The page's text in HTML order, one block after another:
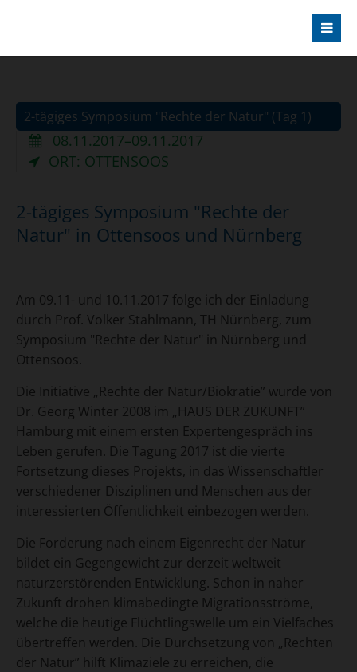
2-tägiges Symposium "Rechte der Natur" (Tag 1)
08.11.2017–09.11.2017
ORT: OTTENSOOS
2-tägiges Symposium "Rechte der
Natur" in Ottensoos und Nürnberg
Am 09.11- und 10.11.2017 folge ich der Einladung
durch Prof. Volker Stahlmann, TH Nürnberg, zum
Symposium "Rechte der Natur" in Nürnberg und
Ottensoos.
Die Initiative „Rechte der Natur/Biokratie” wurde von
Dr. Georg Winter 2008 im „HAUS DER ZUKUNFT”
Hamburg mit einem ersten Expertengespräch ins
Leben gerufen. Die Tagung 2017 ist die vierte
Fortsetzung dieses Projekts, in das Wissenschaftler
verschiedener Disziplinen und Menschen aus der
interessierten Öffentlichkeit einbezogen werden.
Die Forderung nach einem Eigenrecht der Natur
bildet ein Gegengewicht zur derzeit weltweit
naturzerstörenden Entwicklung. Schon in naher
Zukunft drohen klimabedingte Migrationsströme,
welche die heutige Flüchtlingswelle um ein Vielfaches
übertreffen werden. Die Durchsetzung von „Rechten
der Natur” hilft Klimaziele zu erreichen, die